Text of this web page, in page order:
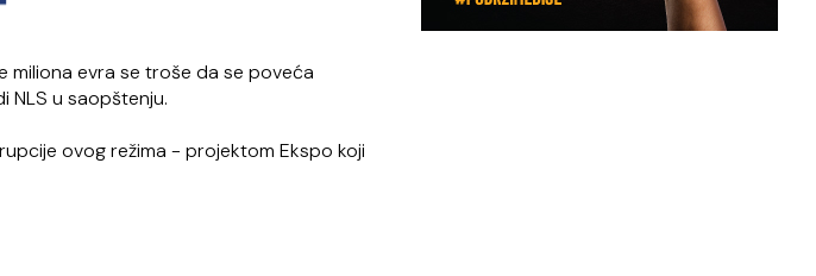
miliona evra se troše da se poveća
u saopštenju.
ovog režima - projektom Ekspo koji